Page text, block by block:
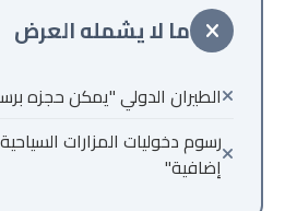
ما لا يشمله العرض
الطيران الدولي "يمكن حجزه
رسوم دخوليات المزارات
إضافية"